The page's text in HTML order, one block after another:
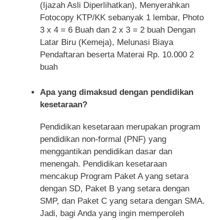
(Ijazah Asli Diperlihatkan), Menyerahkan
Fotocopy KTP/KK sebanyak 1 lembar, Photo
3 x 4 = 6 Buah dan 2 x 3 = 2 buah Dengan
Latar Biru (Kemeja), Melunasi Biaya
Pendaftaran beserta Materai Rp. 10.000 2
buah
Apa yang dimaksud dengan pendidikan
kesetaraan?
Pendidikan kesetaraan merupakan program
pendidikan non-formal (PNF) yang
menggantikan pendidikan dasar dan
menengah. Pendidikan kesetaraan
mencakup Program Paket A yang setara
dengan SD, Paket B yang setara dengan
SMP, dan Paket C yang setara dengan SMA.
Jadi, bagi Anda yang ingin memperoleh